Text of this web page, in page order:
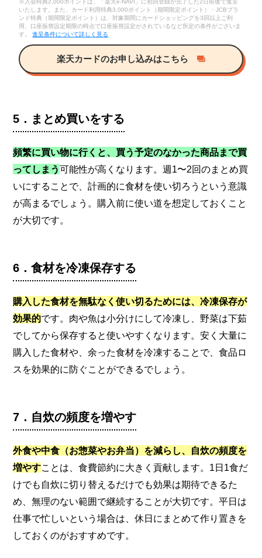
※入会特典2,000ポイントは、「楽天e-NAVI」に初回登録が完了した2日前後で進呈
いたします。また、カード利用特典3,000ポイント（期間限定ポイント）・JCBブラ
ンド特典（期間限定ポイント）は、対象期間にカードショッピングを3回以上ご利
用、口座振替設定期限の時点で口座振替設定がされているなど所定の条件がございま
す。進呈条件について詳しく見る
楽天カードのお申し込みはこちら
5．まとめ買いをする
頻繁に買い物に行くと、買う予定のなかった商品まで買
ってしまう可能性が高くなります。週1〜2回のまとめ買
いにすることで、計画的に食材を使い切ろうという意識
が高まるでしょう。購入前に使い道を想定しておくこと
が大切です。
6．食材を冷凍保存する
購入した食材を無駄なく使い切るためには、冷凍保存が
効果的です。肉や魚は小分けにして冷凍し、野菜は下茹
でしてから保存すると使いやすくなります。安く大量に
購入した食材や、余った食材を冷凍することで、食品ロ
スを効果的に防ぐことができるでしょう。
7．自炊の頻度を増やす
外食や中食（お惣菜やお弁当）を減らし、自炊の頻度を
増やすことは、食費節約に大きく貢献します。1日1食だ
けでも自炊に切り替えるだけでも効果は期待できるた
め、無理のない範囲で継続することが大切です。平日は
仕事で忙しいという場合は、休日にまとめて作り置きを
しておくのがおすすめです。